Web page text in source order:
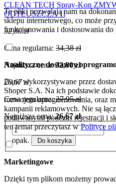
CLEAN TECH Spray-Kon
ODTŁUSZCZA 1l
32,80 zł
Cena regularna: 34,38 zł
Najniższa cena:32,80 zł
26,67 zł
Cena regularna:27,95 zł
Najniższa cena:26,67 zł
opak. Do koszyka
Te pliki pozwalają nam na
sklepu internetowego, co może
funkcjonowania i dostosowania
Analityczne dostawcy
Dane wykorzystywane przez
Shoper S.A. Na ich podstawie
rozwojem oprogramowania, oraz
kampanii reklamowych. Nie są
podawanymi podczas rejestracji i
ten temat przeczytasz wPolityce
Marketingowe
Dzięki tym plikom możemy